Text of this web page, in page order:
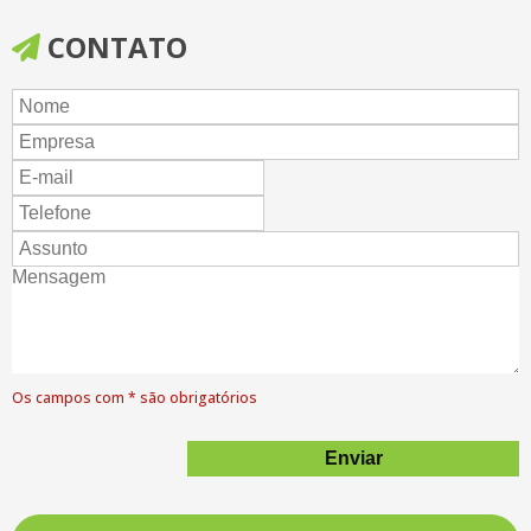
Mochila TNT (0086)
Mochila-Cristal-25X30-Impressão 1Lado 1Cor
Mochila-Flanela-34X45
Sacola-Cristal-44X35-Impressão 2Lados 2Cores
Sacola-Lona-30X30X10-Impressão 2Lados 3Cores
Sacola-Lona-39X40X15
Sacola-Tnt-45X35-Impressão 1Lado 1Cor
Sacolas TNT
CONTATO
Os campos com * são obrigatórios